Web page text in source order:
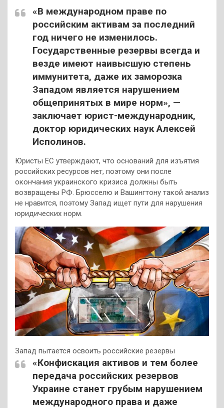
«В международном праве по
российским активам за последний
год ничего не изменилось.
Государственные резервы всегда и
везде имеют наивысшую степень
иммунитета, даже их заморозка
Западом является нарушением
общепринятых в мире норм», —
заключает юрист-международник,
доктор юридических наук Алексей
Исполинов.
Юристы ЕС утверждают, что оснований для изъятия
российских ресурсов нет, поэтому они после
окончания украинского кризиса должны быть
возвращены РФ. Брюсселю и Вашингтону такой анализ
не нравится, поэтому Запад ищет пути для нарушения
юридических норм.
Запад пытается освоить российские резервы
«Конфискация активов и тем более
передача российских резервов
Украине станет грубым нарушением
международного права и даже